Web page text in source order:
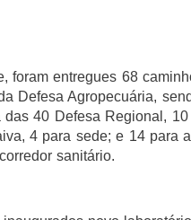
foram entregues 68
Defesa Agropecuária,
das 40 Defesa Regional,
4 para sede; e 14 para
sanitário.